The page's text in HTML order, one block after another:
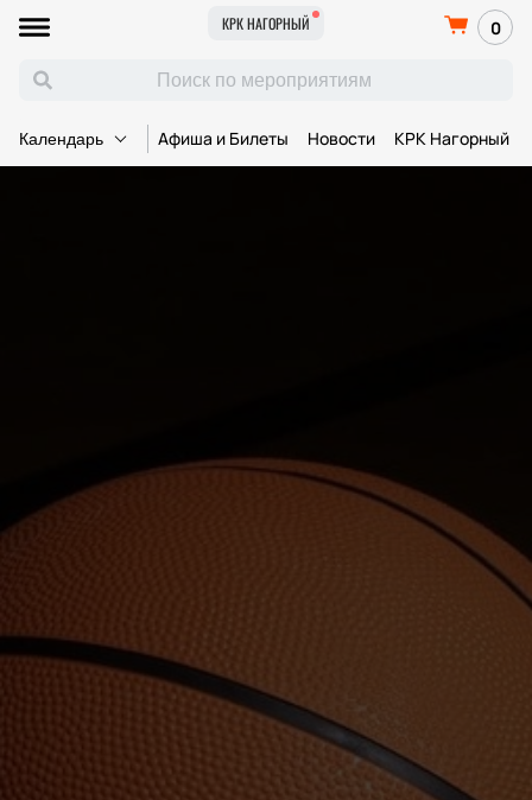
КРК НАГОРНЫЙ 0
Календарь Афиша и Билеты Новости КРК Нагорный